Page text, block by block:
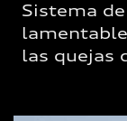
Sistema
las quejas